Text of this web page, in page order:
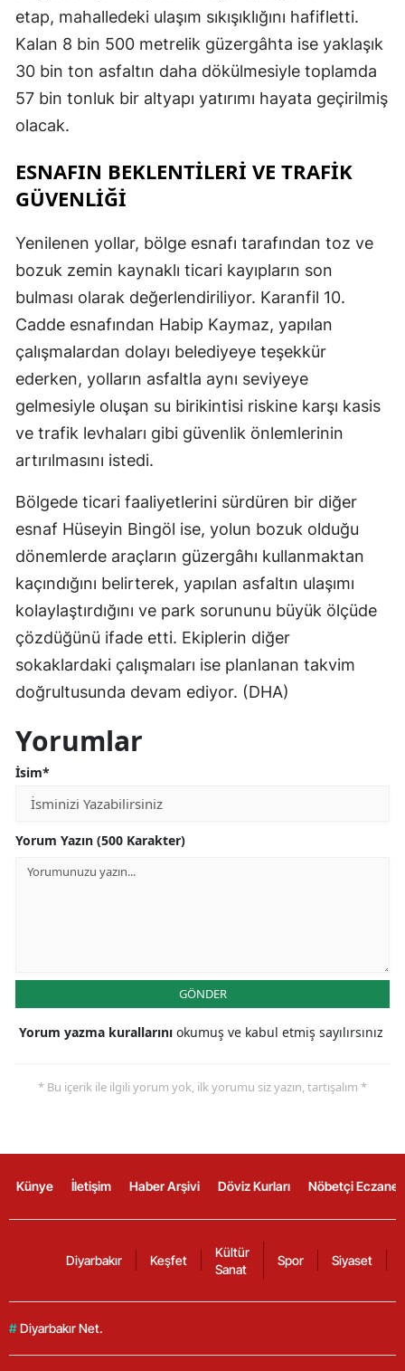
etap, mahalledeki ulaşım sıkışıklığını hafifletti.
Kalan 8 bin 500 metrelik güzergâhta ise yaklaşık
30 bin ton asfaltın daha dökülmesiyle toplamda
57 bin tonluk bir altyapı yatırımı hayata geçirilmiş
olacak.
ESNAFIN BEKLENTİLERİ VE TRAFİK
GÜVENLİĞİ
Yenilenen yollar, bölge esnafı tarafından toz ve
bozuk zemin kaynaklı ticari kayıpların son
bulması olarak değerlendiriliyor. Karanfil 10.
Cadde esnafından Habip Kaymaz, yapılan
çalışmalardan dolayı belediyeye teşekkür
ederken, yolların asfaltla aynı seviyeye
gelmesiyle oluşan su birikintisi riskine karşı kasis
ve trafik levhaları gibi güvenlik önlemlerinin
artırılmasını istedi.
Bölgede ticari faaliyetlerini sürdüren bir diğer
esnaf Hüseyin Bingöl ise, yolun bozuk olduğu
dönemlerde araçların güzergâhı kullanmaktan
kaçındığını belirterek, yapılan asfaltın ulaşımı
kolaylaştırdığını ve park sorununu büyük ölçüde
çözdüğünü ifade etti. Ekiplerin diğer
sokaklardaki çalışmaları ise planlanan takvim
doğrultusunda devam ediyor. (DHA)
Yorumlar
İsim*
Yorum Yazın (500 Karakter)
GÖNDER
Yorum yazma kurallarını okumuş ve kabul etmiş sayılırsınız
* Bu içerik ile ilgili yorum yok, ilk yorumu siz yazın, tartışalım *
Künye İletişim Haber Arşivi Döviz Kurları Nöbetçi
Diyarbakır Keşfet
Kültür
Sanat
Spor Siyaset
# Diyarbakır Net.